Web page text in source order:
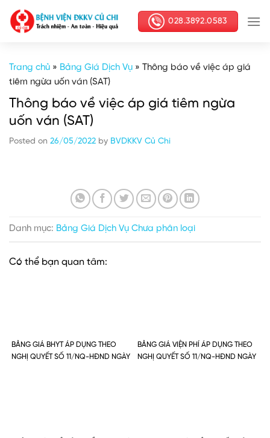
028.3892.0583
Trang chủ » Bảng Giá Dịch Vụ » Thông báo về việc áp giá
tiêm ngừa uốn ván (SAT)
Thông báo về việc áp giá tiêm ngừa
uốn ván (SAT)
Posted on 26/05/2022 by BVDKKV Củ Chi
Danh mục: Bảng Giá Dịch Vụ Chưa phân loại
Có thể bạn quan tâm:
BẢNG GIÁ BHYT ÁP DỤNG THEO
NGHỊ QUYẾT SỐ 11/NQ-HĐND NGÀY
BẢNG GIÁ VIỆN PHÍ ÁP DỤNG THEO
NGHỊ QUYẾT SỐ 11/NQ-HĐND NGÀY